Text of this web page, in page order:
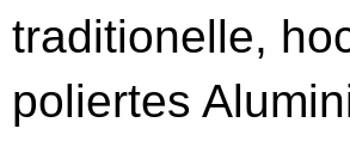
traditionelle,
poliertes